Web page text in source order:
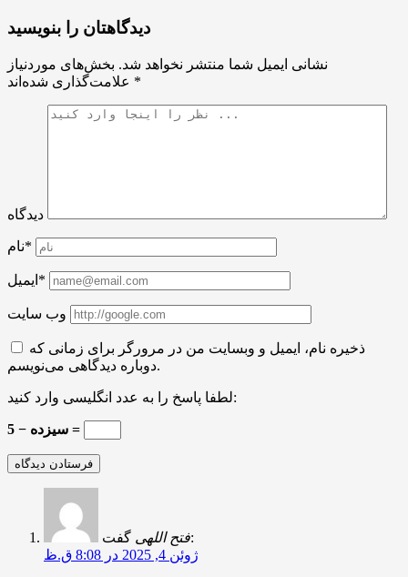
دیدگاهتان را بنویسید
نشانی ایمیل شما منتشر نخواهد شد. بخش‌های موردنیاز
*
دیدگاه
نام*
ایمیل*
وب سایت
ذخیره نام، ایمیل و وبسایت من در مرورگر برای زمانی که
دوباره دیدگاهی می‌نویسم.
لطفا پاسخ را به عدد انگلیسی وارد کنید:
سیزده − 5 =
فتح اللهیگفت:
ژوئن 4, 2025 در 8:08 ق.ظ